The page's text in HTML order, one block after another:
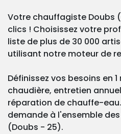
Votre chauffagiste Doubs
clics ! Choisissez votre
liste de plus de 30 000
utilisant notre moteur de
Définissez vos besoins en
chaudière, entretien
réparation de chauffe-
demande à l'ensemble
(Doubs - 25).